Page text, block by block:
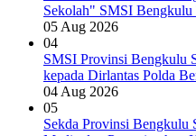
Sekolah" SMSI Bengkulu
05 Aug 2026
04
SMSI Provinsi Bengkulu
kepada Dirlantas Polda
04 Aug 2026
05
Sekda Provinsi Bengkulu